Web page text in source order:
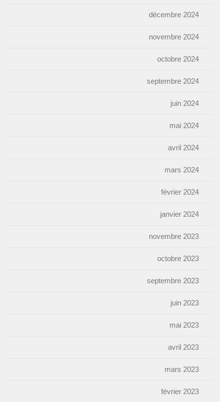
décembre 2024
novembre 2024
octobre 2024
septembre 2024
juin 2024
mai 2024
avril 2024
mars 2024
février 2024
janvier 2024
novembre 2023
octobre 2023
septembre 2023
juin 2023
mai 2023
avril 2023
mars 2023
février 2023